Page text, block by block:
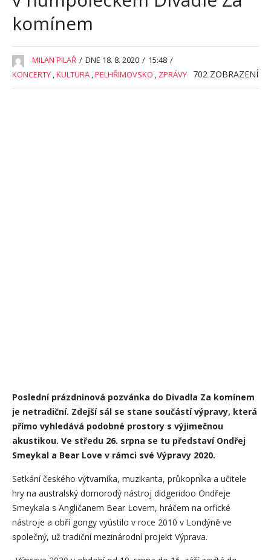
komínem
MILAN PILAŘ / DNE 18. 8. 2020 / 15:48 /
KONCERTY ,KULTURA ,PELHŘIMOVSKO , ZPRÁVY 702 ZOBRAZENÍ
Poslední prázdninová pozvánka do Divadla Za komínem
je netradiční. Zdejší sál se stane součástí výpravy, která
přímo vyhledává podobné prostory s výjimečnou
akustikou. Ve středu 26. srpna se tu představí Ondřej
Smeykal a Bear Love v rámci své Výpravy 2020.
Setkání českého výtvarníka, muzikanta, průkopníka a učitele
hry na australský domorodý nástroj didgeridoo Ondřeje
Smeykala s Angličanem Bear Lovem, hráčem na orfické
nástroje a obří gongy vyústilo v roce 2010 v Londýně ve
společný, už tradiční mezinárodní projekt Výprava.